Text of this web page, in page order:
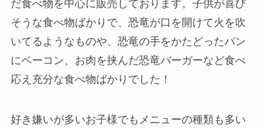
だ食べ物を中心に販売しております。子供が喜び
そうな食べ物ばかりで、恐竜が口を開けて火を吹
いてるようなものや、恐竜の手をかたどったパン
にベーコン、お肉を挟んだ恐竜バーガーなど食べ
応え充分な食べ物ばかりでした！
好き嫌いが多いお子様でも メニューの種類も多い